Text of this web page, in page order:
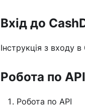
Вхід до
Інструкція з входу
Робота по
Робота по API